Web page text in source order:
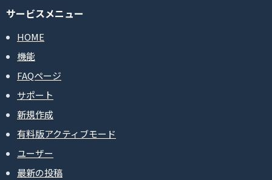
サービスメニュー
HOME
機能
FAQページ
サポート
新規作成
有料版アクティブモード
ユーザー
最新の投稿